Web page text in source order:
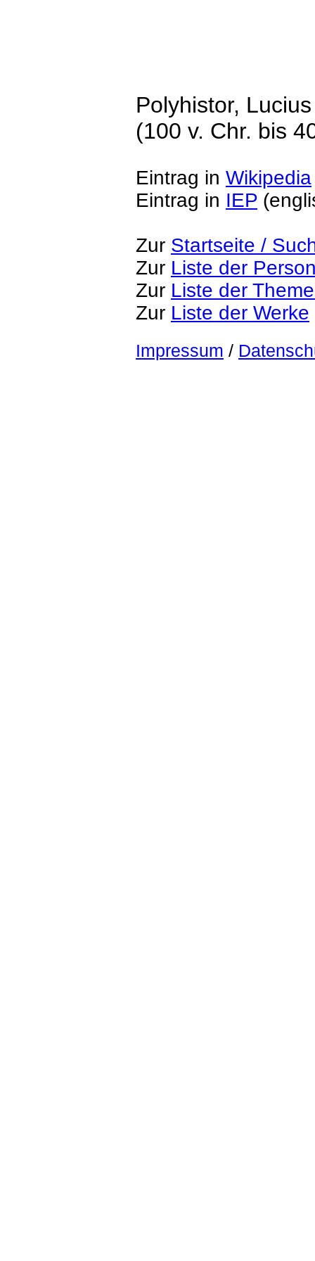
Polyhistor,
(100 v. Chr. bis
Eintrag in Wikipedia
Eintrag in IEP
Zur Startseite /
Zur Liste der
Zur Liste der
Zur Liste der Werke
Impressum /